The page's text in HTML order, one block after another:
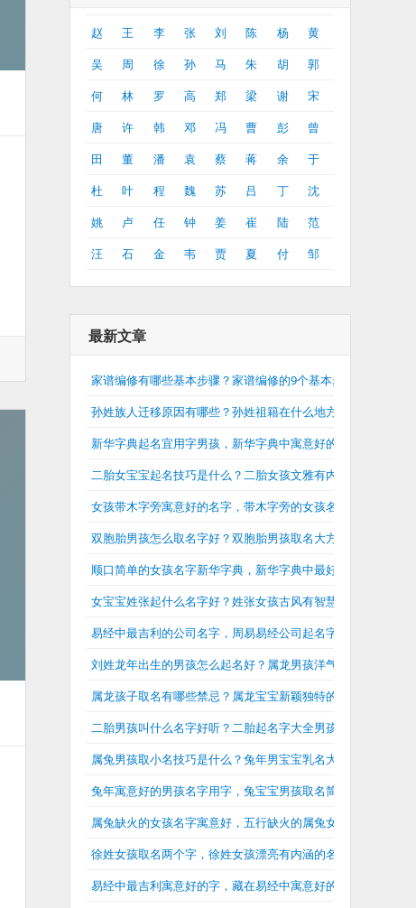
赵 王 李 张 刘 陈 杨
黄
吴
周 徐 孙 马 朱 胡
郭
何
林 罗 高 郑 梁 谢
宋
唐
许 韩 邓 冯 曹 彭
曾
田
董 潘 袁 蔡 蒋 余
于
杜
叶 程 魏 苏 吕 丁
沈
姚
卢 任 钟 姜 崔 陆
范
汪
石 金 韦 贾 夏 付 邹
最新文章
家谱编修有哪些基本步骤？家谱编修的9个基本步骤介绍
孙姓族人迁移原因有哪些？孙姓祖籍在什么地方？
新华字典起名宜用字男孩，新华字典中寓意好的男孩名字
二胎女宝宝起名技巧是什么？二胎女孩文雅有内涵的名字
女孩带木字旁寓意好的名字，带木字旁的女孩名字大全兔年
双胞胎男孩怎么取名字好？双胞胎男孩取名大方洋气
顺口简单的女孩名字新华字典，新华字典中最好的女孩名字大
女宝宝姓张起什么名字好？姓张女孩古风有智慧的名字
易经中最吉利的公司名字，周易易经公司起名字大全
刘姓龙年出生的男孩怎么起名好？属龙男孩洋气有内涵的刘姓
属龙孩子取名有哪些禁忌？属龙宝宝新颖独特的名字
二胎男孩叫什么名字好听？二胎起名字大全男孩
属兔男孩取小名技巧是什么？兔年男宝宝乳名大全
兔年寓意好的男孩名字用字，兔宝宝男孩取名简单大气
属兔缺火的女孩名字寓意好，五行缺火的属兔女孩名字大全
徐姓女孩取名两个字，徐姓女孩漂亮有内涵的名字
易经中最吉利寓意好的字，藏在易经中寓意好的名字